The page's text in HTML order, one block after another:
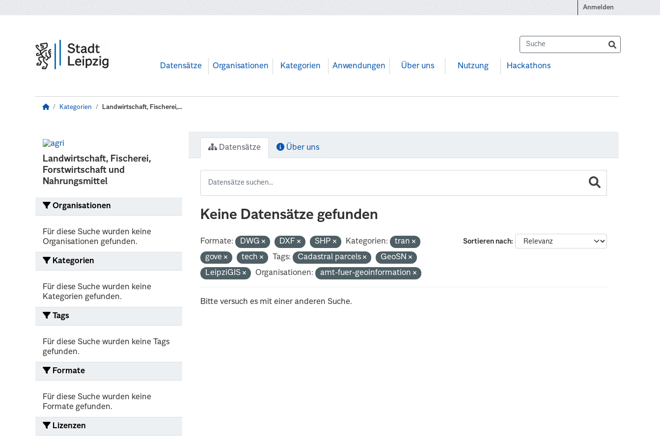
Anmelden
Datensätze Organisationen Kategorien Anwendungen Über uns Nutzung Hackathons
Kategorien Landwirtschaft, Fischerei,...
Landwirtschaft, Fischerei,
Forstwirtschaft und
Nahrungsmittel
Organisationen
Für diese Suche wurden keine
Organisationen gefunden.
Kategorien
Für diese Suche wurden keine
Kategorien gefunden.
Tags
Für diese Suche wurden keine Tags
gefunden.
Formate
Für diese Suche wurden keine
Formate gefunden.
Lizenzen
Datensätze Über uns
Keine Datensätze gefunden
Sortieren nach
Formate: DWG DXF SHP Kategorien:
tran
gove
tech Tags: Cadastral parcels
GeoSN
LeipziGIS
Organisationen: amt-fuer-geoinformation
Bitte versuch es mit einer anderen Suche.